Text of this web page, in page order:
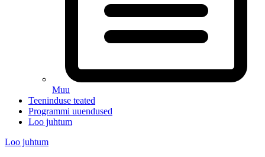
Muu
Teeninduse teated
Programmi uuendused
Loo juhtum
Loo juhtum